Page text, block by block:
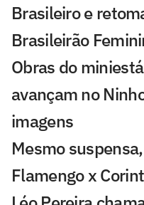
Brasileiro e
Brasileirão
Obras do
avançam no
imagens
Mesmo
Flamengo x